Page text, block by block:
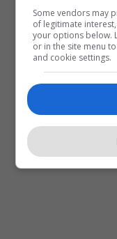
Some vendors may
of legitimate
your options below.
or in the site menu
and cookie settings.